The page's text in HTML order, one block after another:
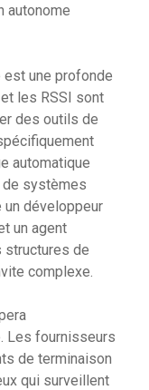
autonome
une profonde
les RSSI sont
des outils de
automatique
systèmes
développeur
un agent
structures de
complexe.
Les fournisseurs
de terminaison
qui surveillent